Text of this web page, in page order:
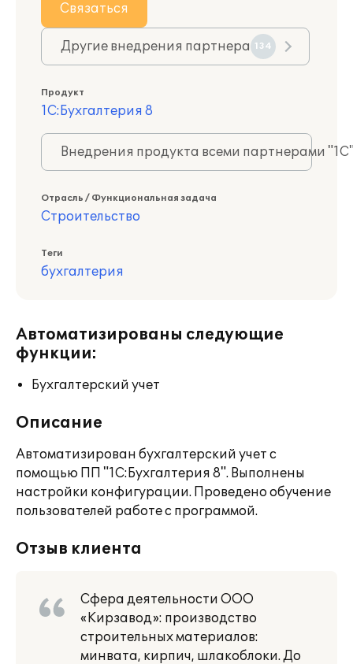
Связаться
Другие внедрения партнера 134
Продукт
1С:Бухгалтерия 8
Внедрения продукта всеми партнерами
Отрасль / Функциональная задача
Строительство
Теги
бухгалтерия
Автоматизированы следующие
функции:
Бухгалтерский учет
Описание
Автоматизирован бухгалтерский учет с
помощью ПП "1С:Бухгалтерия 8". Выполнены
настройки конфигурации. Проведено обучение
пользователей работе с программой.
Отзыв клиента
Сфера деятельности ООО
«Кирзавод»: производство
строительных материалов:
минвата, кирпич, шлакоблоки. До